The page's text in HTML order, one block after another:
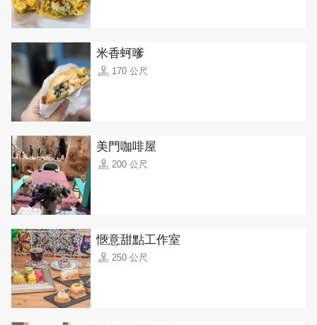
米香蚵嗲
170 公尺
美門咖啡屋
200 公尺
愜意甜點工作室
250 公尺